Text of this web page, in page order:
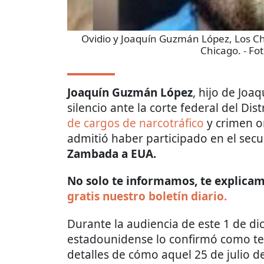
Ovidio y Joaquín Guzmán López, Los
Chicago. -
Joaquín Guzmán López, hijo de
silencio ante la corte federal del
de cargos de narcotráfico y crimen
admitió haber participado en el
Zambada a EUA.
No solo te informamos, te
gratis nuestro boletín diario.
Durante la audiencia de este 1 de
estadounidense lo confirmó como
detalles de cómo aquel 25 de julio